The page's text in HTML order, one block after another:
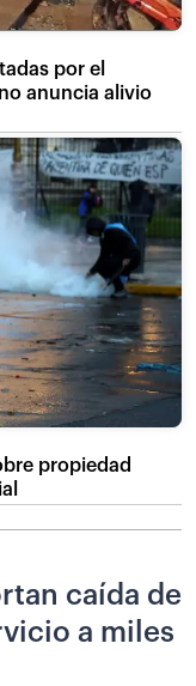
por el
anuncia alivio
propiedad
caída de
a miles